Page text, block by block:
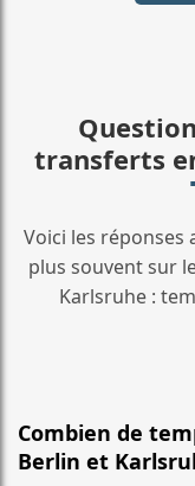
transferts
Voici les réponses
plus souvent sur
Karlsruhe :
Combien de
Berlin et